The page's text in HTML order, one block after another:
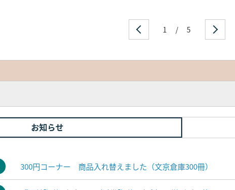
1 / 5
お知らせ
300円コーナー 商品入れ替えました（文京倉庫300冊）